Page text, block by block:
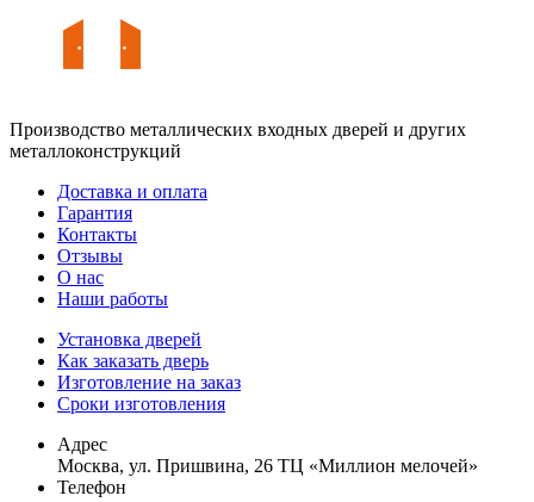
Производство металлических входных дверей и других
металлоконструкций
Доставка и оплата
Гарантия
Контакты
Отзывы
О нас
Наши работы
Установка дверей
Как заказать дверь
Изготовление на заказ
Сроки изготовления
Адрес
Москва, ул. Пришвина, 26 ТЦ «Миллион мелочей»
Телефон